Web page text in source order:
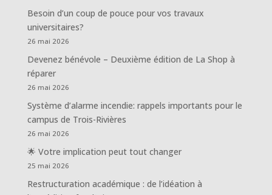
Besoin d’un coup de pouce pour vos travaux
universitaires?
26 mai 2026
Devenez bénévole – Deuxième édition de La Shop à
réparer
26 mai 2026
Système d’alarme incendie: rappels importants pour le
campus de Trois-Rivières
26 mai 2026
🌟 Votre implication peut tout changer
25 mai 2026
Restructuration académique : de l’idéation à